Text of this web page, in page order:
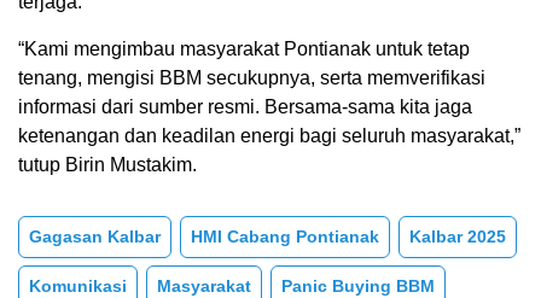
“Kami mengimbau masyarakat Pontianak untuk tetap
tenang, mengisi BBM secukupnya, serta memverifikasi
informasi dari sumber resmi. Bersama-sama kita jaga
ketenangan dan keadilan energi bagi seluruh masyarakat,”
tutup Birin Mustakim.
Gagasan Kalbar HMI Cabang Pontianak Kalbar 2025
Komunikasi Masyarakat Panic Buying BBM